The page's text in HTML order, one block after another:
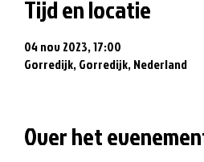
Tijd en locatie
04 nov 2023, 17:00
Gorredijk, Gorredijk, Nederland
Over het